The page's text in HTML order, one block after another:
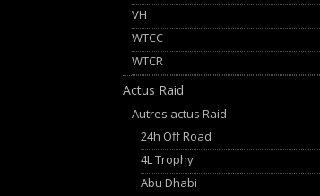
VH
WTCC
WTCR
Actus Raid
Autres actus Raid
24h Off Road
4L Trophy
Abu Dhabi